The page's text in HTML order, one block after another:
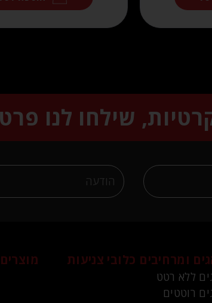
שילחו לנו
ומרחיבים
ללא רטט
רוטטים
כלובי צניעות